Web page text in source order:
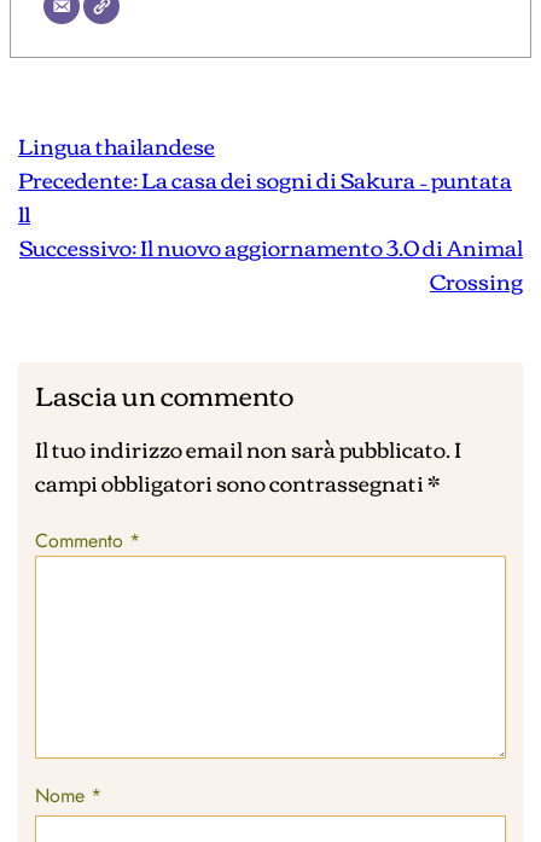
Lingua thailandese
Precedente:La casa dei sogni di Sakura – puntata
11
Successivo:Il nuovo aggiornamento 3.0 di Animal
Crossing
Lascia un commento
Il tuo indirizzo email non sarà pubblicato.I
campi obbligatori sono contrassegnati*
Commento *
Nome *